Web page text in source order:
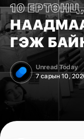
10
ГЭЖ
Unread Today
7 сарын 10,